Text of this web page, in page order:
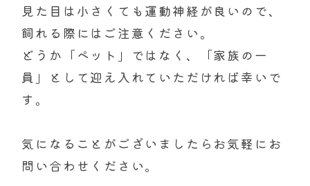
見た目は小さくても運動神経が良いので、
飼れる際にはご注意ください。
どうか「ペット」ではなく、「家族の一
員」として迎え入れていただければ幸いで
す。
気になることがございましたらお気軽にお
問い合わせください。